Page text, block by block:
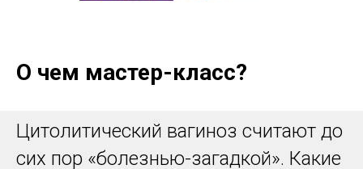
О чем мастер-класс?
Цитолитический вагиноз считают до
сих пор «болезнью-загадкой». Какие